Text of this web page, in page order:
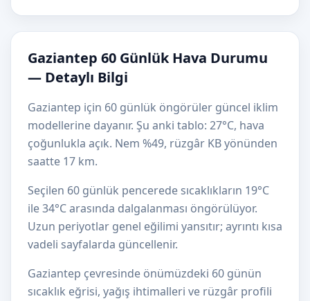
Gaziantep 60 Günlük Hava Durumu
— Detaylı Bilgi
Gaziantep için 60 günlük öngörüler güncel iklim
modellerine dayanır. Şu anki tablo: 27°C, hava
çoğunlukla açık. Nem %49, rüzgâr KB yönünden
saatte 17 km.
Seçilen 60 günlük pencerede sıcaklıkların 19°C
ile 34°C arasında dalgalanması öngörülüyor.
Uzun periyotlar genel eğilimi yansıtır; ayrıntı kısa
vadeli sayfalarda güncellenir.
Gaziantep çevresinde önümüzdeki 60 günün
sıcaklık eğrisi, yağış ihtimalleri ve rüzgâr profili